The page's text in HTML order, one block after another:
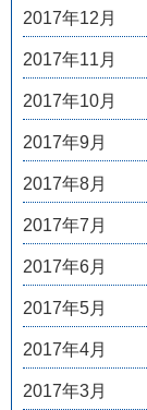
2017年12月
2017年11月
2017年10月
2017年9月
2017年8月
2017年7月
2017年6月
2017年5月
2017年4月
2017年3月